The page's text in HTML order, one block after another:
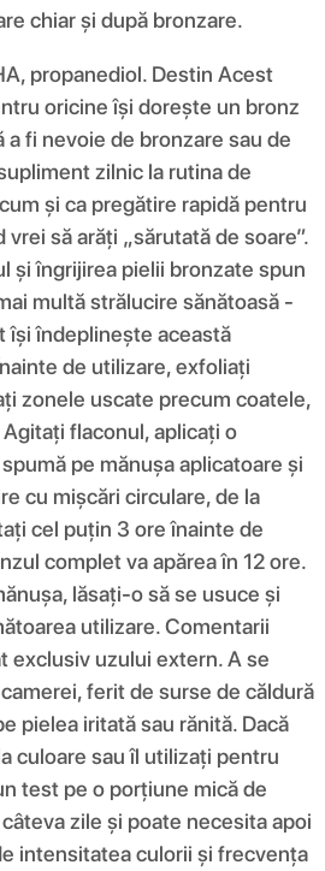
chiar și după bronzare.
propanediol. Destin Acest
oricine își dorește un bronz
a fi nevoie de bronzare sau de
zilnic la rutina de
și ca pregătire rapidă pentru
să arăți „sărutată de soare”.
și îngrijirea pielii bronzate spun
multă strălucire sănătoasă -
își îndeplinește această
de utilizare, exfoliați
zonele uscate precum coatele,
flaconul, aplicați o
pe mănușa aplicatoare și
cu mișcări circulare, de la
cel puțin 3 ore înainte de
complet va apărea în 12 ore.
lăsați-o să se usuce și
utilizare. Comentarii
exclusiv uzului extern. A se
ferit de surse de căldură
pielea iritată sau rănită. Dacă
culoare sau îl utilizați pentru
test pe o porțiune mică de
zile și poate necesita apoi
intensitatea culorii și frecvența